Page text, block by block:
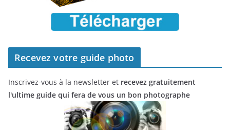
Recevez votre guide photo
Inscrivez-vous à la newsletter et recevez gratuitement
l'ultime guide qui fera de vous un bon photographe